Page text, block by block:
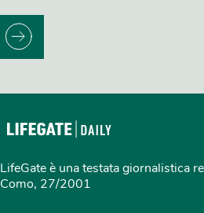
LifeGate è una testata giornalistica
Como, 27/2001